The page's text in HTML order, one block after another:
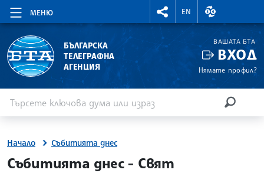
МЕНЮ
RIGHTMENU.SOCIAL
EN
ВАЛУТНИ
БЪЛГАРСКА
ТЕЛЕГРАФНА
АГЕНЦИЯ
ВАШАТА БТА
ВХОД
Нямате профил?
Начало Събитията днес
site.bta
Събитията днес - Свят